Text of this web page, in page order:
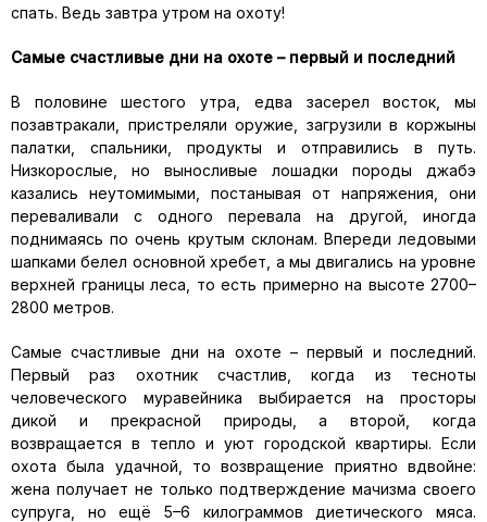
спать. Ведь завтра утром на охоту!
Самые счастливые дни на охоте – первый и последний
В половине шестого утра, едва засерел восток, мы
позавтракали, пристреляли оружие, загрузили в коржыны
палатки, спальники, продукты и отправились в путь.
Низкорослые, но выносливые лошадки породы джабэ
казались неутомимыми, постанывая от напряжения, они
переваливали с одного перевала на другой, иногда
поднимаясь по очень крутым склонам. Впереди ледовыми
шапками белел основной хребет, а мы двигались на уровне
верхней границы леса, то есть примерно на высоте 2700–
2800 метров.
Самые счастливые дни на охоте – первый и последний.
Первый раз охотник счастлив, когда из тесноты
человеческого муравейника выбирается на просторы
дикой и прекрасной природы, а второй, когда
возвращается в тепло и уют городской квартиры. Если
охота была удачной, то возвращение приятно вдвойне:
жена получает не только подтверждение мачизма своего
супруга, но ещё 5–6 килограммов диетического мяса.